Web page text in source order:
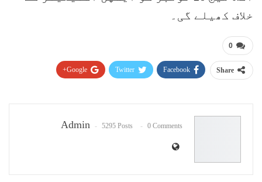
خلاف کھیلے گی۔
0
Share
Facebook
Twitter
Google+
Admin 5295 Posts 0 Comments